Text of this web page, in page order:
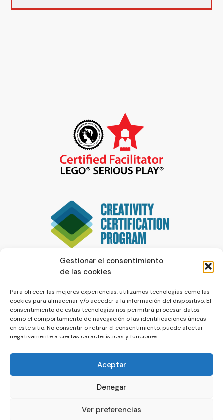
Gestionar el consentimiento
de las cookies
Para ofrecer las mejores experiencias, utilizamos tecnologías como las
cookies para almacenar y/o acceder a la información del dispositivo. El
consentimiento de estas tecnologías nos permitirá procesar datos
como el comportamiento de navegación o las identificaciones únicas
en este sitio. No consentir o retirar el consentimiento, puede afectar
negativamente a ciertas características y funciones.
Aceptar
Denegar
Ver preferencias
© La Servilleta - El Blog de Paco Prieto